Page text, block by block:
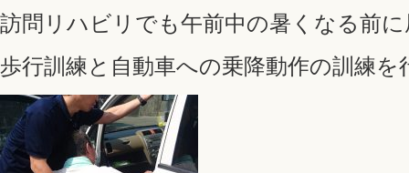
訪問リハビリでも午前中の暑くなる前
歩行訓練と自動車への乗降動作の訓練を